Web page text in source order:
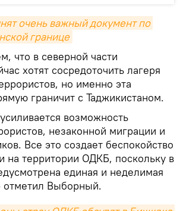
очень важный документ по
границе
что в северной части
хотят сосредоточить лагеря
но именно эта
граничит с Таджикистаном.
возможность
незаконной миграции и
Все это создает беспокойство
на территории ОДКБ, поскольку в
единая и неделимая
отметил Выборный.